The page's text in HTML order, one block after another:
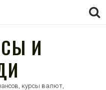
И
курсы валют,